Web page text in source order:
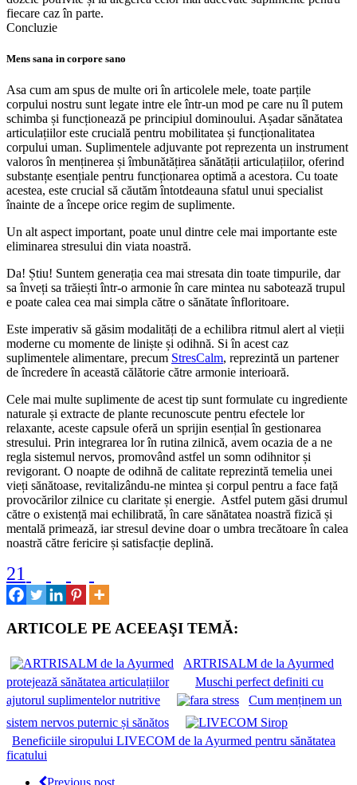
fiecare caz în parte.
Concluzie
Mens sana in corpore sano
Asa cum am spus de multe ori în articolele mele, toate parțile
corpului nostru sunt legate intre ele într-un mod pe care nu îl putem
schimba și funcționează pe principiul dominoului. Așadar sănătatea
articulațiilor este crucială pentru mobilitatea și funcționalitatea
corpului uman. Suplimentele adjuvante pot reprezenta un instrument
valoros în menținerea și îmbunătățirea sănătății articulațiilor, oferind
substanțe esențiale pentru funcționarea optimă a acestora. Cu toate
acestea, este crucial să căutăm întotdeauna sfatul unui specialist
înainte de a începe orice regim de suplimente.
Un alt aspect important, poate unul dintre cele mai importante este
eliminarea stresului din viata noastră.
Da! Știu! Suntem generația cea mai stresata din toate timpurile, dar
sa înveți sa trăiești într-o armonie în care mintea nu sabotează trupul
e poate calea cea mai simpla către o sănătate înfloritoare.
Este imperativ să găsim modalități de a echilibra ritmul alert al vieții
moderne cu momente de liniște și odihnă. Si în acest caz
suplimentele alimentare, precum StresCalm, reprezintă un partener
de încredere în această călătorie către armonie interioară.
Cele mai multe suplimente de acest tip sunt formulate cu ingrediente
naturale și extracte de plante recunoscute pentru efectele lor
relaxante, aceste capsule oferă un sprijin esențial în gestionarea
stresului. Prin integrarea lor în rutina zilnică, avem ocazia de a ne
regla sistemul nervos, promovând astfel un somn odihnitor și
revigorant. O noapte de odihnă de calitate reprezintă temelia unei
vieți sănătoase, revitalizându-ne mintea și corpul pentru a face față
provocărilor zilnice cu claritate și energie. Astfel putem găsi drumul
către o existență mai echilibrată, în care sănătatea noastră fizică și
mentală primează, iar stresul devine doar o umbra trecătoare în calea
noastră către fericire și satisfacție deplină.
21
ARTICOLE PE ACEEAŞI TEMĂ:
ARTRISALM de la Ayurmed
protejează sănătatea articulațiilor
Muschi perfect definiti cu
ajutorul suplimentelor nutritive
Cum menținem un
sistem nervos puternic și sănătos
Beneficiile siropului LIVECOM de la Ayurmed pentru sănătatea
ficatului
Previous post